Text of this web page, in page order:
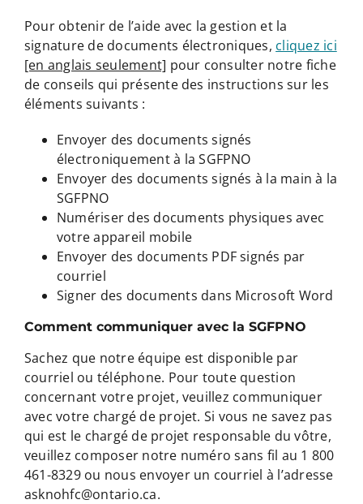
Pour obtenir de l’aide avec la gestion et la
signature de documents électroniques, cliquez ici
[en anglais seulement] pour consulter notre fiche
de conseils qui présente des instructions sur les
éléments suivants :
Envoyer des documents signés
électroniquement à la SGFPNO
Envoyer des documents signés à la main à la
SGFPNO
Numériser des documents physiques avec
votre appareil mobile
Envoyer des documents PDF signés par
courriel
Signer des documents dans Microsoft Word
Comment communiquer avec la SGFPNO
Sachez que notre équipe est disponible par
courriel ou téléphone. Pour toute question
concernant votre projet, veuillez communiquer
avec votre chargé de projet. Si vous ne savez pas
qui est le chargé de projet responsable du vôtre,
veuillez composer notre numéro sans fil au 1 800
461-8329 ou nous envoyer un courriel à l’adresse
asknohfc@ontario.ca.